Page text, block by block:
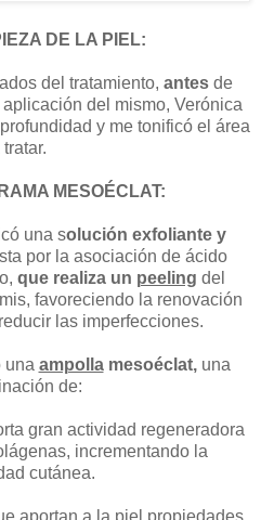
DE LA PIEL:
del tratamiento, antesde
del mismo, Verónica
y me tonificó el área
tratar.
MESOÉCLAT:
una solución exfoliante y
por la asociación de ácido
que realiza un peeling del
favoreciendo la renovación
las imperfecciones.
una ampollamesoéclat, una
de:
gran actividad regeneradora
incrementando la
cutánea.
aportan a la piel propiedades